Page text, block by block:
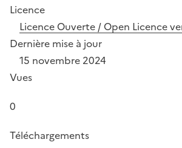
Licence
Licence Ouverte / Open Licence
Dernière mise à jour
15 novembre 2024
Vues
0
Téléchargements